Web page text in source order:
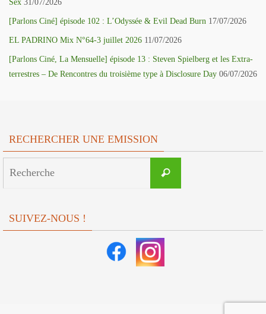
Sex 31/07/2026
[Parlons Ciné] épisode 102 : L’Odyssée & Evil Dead Burn 17/07/2026
EL PADRINO Mix N°64-3 juillet 2026 11/07/2026
[Parlons Ciné, La Mensuelle] épisode 13 : Steven Spielberg et les Extra-
terrestres – De Rencontres du troisième type à Disclosure Day 06/07/2026
RECHERCHER UNE EMISSION
Recherche
SUIVEZ-NOUS !